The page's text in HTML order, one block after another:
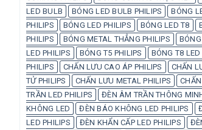
LED BULB
BÓNG LED BULB PHILIPS BÓNG
PHILIPS
BÓNG LED PHILIPS BÓNG LED T8
PHILIPS
BÓNG METAL THẲNG PHILIPS
LED PHILIPS
BÓNG T5 PHILIPS BÓNG T8 LED
PHILIPS
CHẤN LƯU CAO ÁP PHILIPS CHẤN
TỬ PHILIPS
CHẤN LƯU METAL PHILIPS
TRẦN LED PHILIPS
ĐÈN ÂM TRẦN THÔNG
KHÔNG LED
ĐÈN BÁO KHÔNG LED PHILIPS
LED PHILIPS
ĐÈN KHẨN CẤP LED PHILIPS